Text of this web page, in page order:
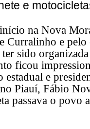
e
na Nova
Curralinho e pelo
sido
ficou
estadual e
Piauí, Fábio
passava o povo